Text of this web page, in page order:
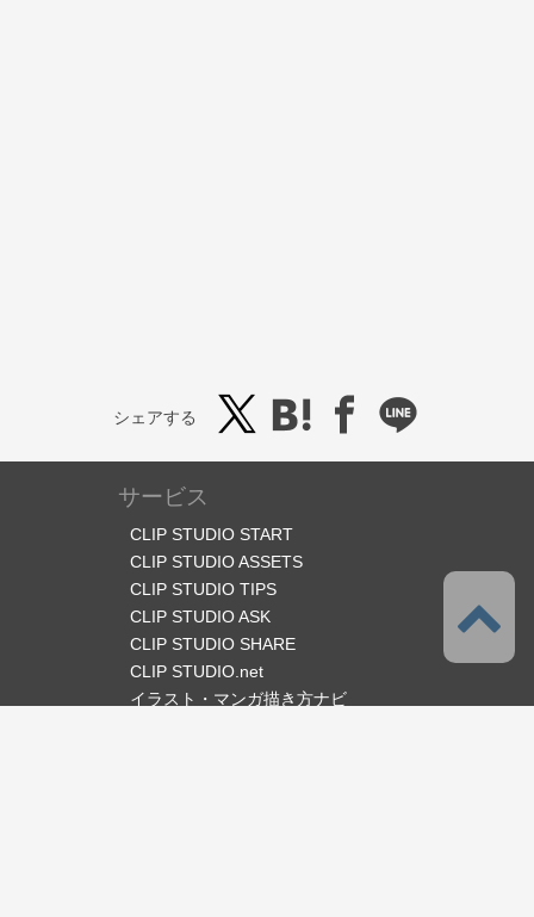
シェアする
サービス
CLIP STUDIO START
CLIP STUDIO ASSETS
CLIP STUDIO TIPS
CLIP STUDIO ASK
CLIP STUDIO SHARE
CLIP STUDIO.net
イラスト・マンガ描き方ナビ